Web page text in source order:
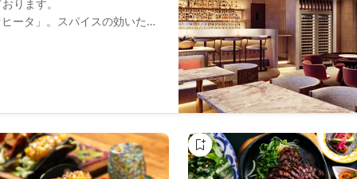
ります。
ータ」。スパイスの効いた特